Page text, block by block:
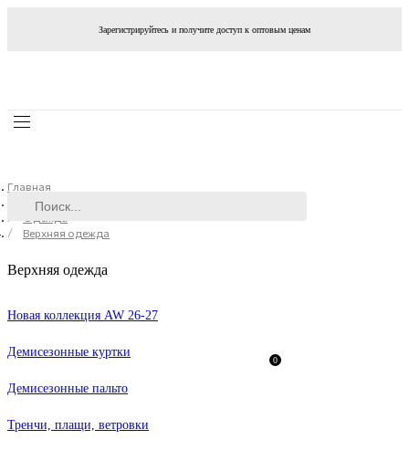
Зарегистрируйтесь и получите доступ к оптовым ценам
0
Главная
Каталог
Верхняя одежда
Верхняя одежда
Новая коллекция AW 26-27
Демисезонные куртки
Демисезонные пальто
Тренчи, плащи, ветровки